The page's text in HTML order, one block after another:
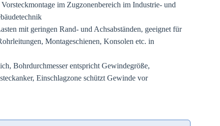
im Zugzonenbereich im Industrie- und
mit geringen Rand- und Achsabständen, geeignet für
Montageschienen, Konsolen etc. in
Bohrdurchmesser entspricht Gewindegröße,
Einschlagzone schützt Gewinde vor